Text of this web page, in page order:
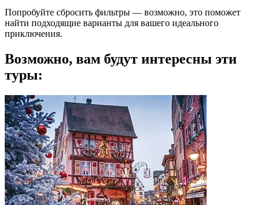
Попробуйте сбросить фильтры — возможно, это поможет
найти подходящие варианты для вашего идеального
приключения.
Возможно, вам будут интересны эти
туры: